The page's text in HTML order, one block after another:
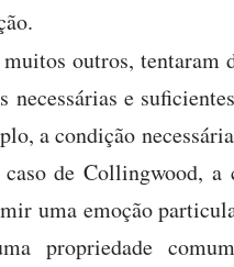
outros, tentaram
e
a condição
de Collingwood, a
uma emoção
propriedade